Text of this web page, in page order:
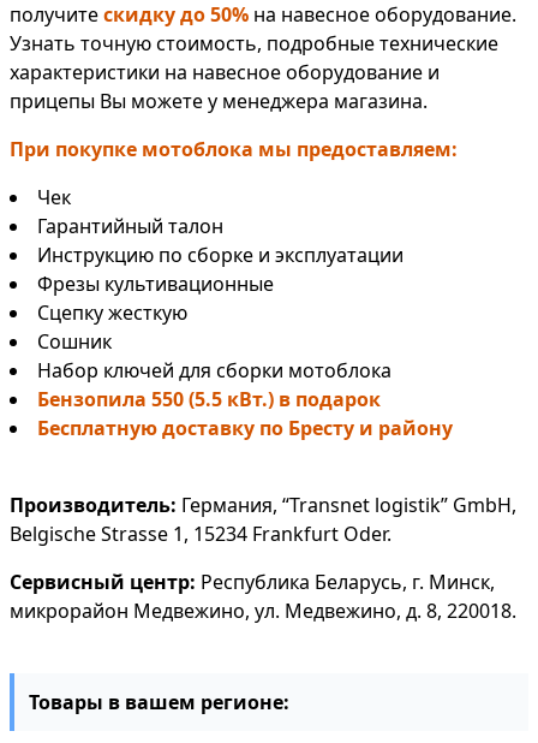
получитескидку до 50% на навесное оборудование.
Узнать точную стоимость, подробные технические
характеристики на навесное оборудование и
прицепы Вы можете у менеджера магазина.
При покупке мотоблока мы предоставляем:
Чек
Гарантийный талон
Инструкцию по сборке и эксплуатации
Фрезы культивационные
Сцепку жесткую
Сошник
Набор ключей для сборки мотоблока
Бензопила 550 (5.5 кВт.) в подарок
Бесплатную доставку по Бресту и району
Производитель: Германия, “Transnet logistik” GmbH,
Belgische Strasse 1, 15234 Frankfurt Oder.
Сервисный центр: Республика Беларусь, г. Минск,
микрорайон Медвежино, ул. Медвежино, д. 8, 220018.
Товары в вашем регионе: